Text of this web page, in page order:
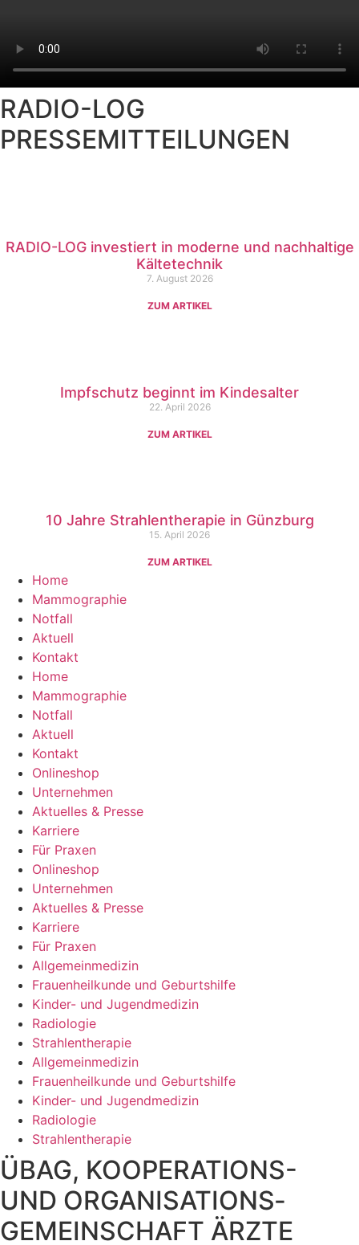
RADIO-LOG
PRESSEMITTEILUNGEN
RADIO-LOG investiert in moderne und nachhaltige
Kältetechnik
7. August 2026
ZUM ARTIKEL
Impfschutz beginnt im Kindesalter
22. April 2026
ZUM ARTIKEL
10 Jahre Strahlentherapie in Günzburg
15. April 2026
ZUM ARTIKEL
Home
Mammographie
Notfall
Aktuell
Kontakt
Home
Mammographie
Notfall
Aktuell
Kontakt
Onlineshop
Unternehmen
Aktuelles & Presse
Karriere
Für Praxen
Onlineshop
Unternehmen
Aktuelles & Presse
Karriere
Für Praxen
Allgemeinmedizin
Frauenheilkunde und Geburtshilfe
Kinder- und Jugendmedizin
Radiologie
Strahlentherapie
Allgemeinmedizin
Frauenheilkunde und Geburtshilfe
Kinder- und Jugendmedizin
Radiologie
Strahlentherapie
ÜBAG, KOOPERATIONS-
UND ORGANISATIONS­
GEMEINSCHAFT ÄRZTE